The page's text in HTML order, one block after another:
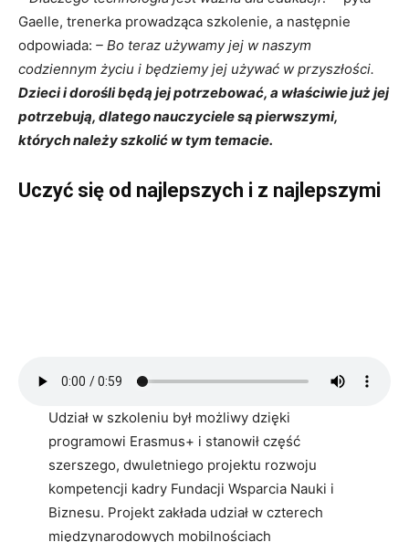
Gaelle, trenerka prowadząca szkolenie, a następnie
odpowiada: – Bo teraz używamy jej w naszym
codziennym życiu i będziemy jej używać w przyszłości.
Dzieci i dorośli będą jej potrzebować, a właściwie już jej
potrzebują, dlatego nauczyciele są pierwszymi,
których należy szkolić w tym temacie.
Uczyć się od najlepszych i z najlepszymi
Udział w szkoleniu był możliwy dzięki
programowi Erasmus+ i stanowił część
szerszego, dwuletniego projektu rozwoju
kompetencji kadry Fundacji Wsparcia Nauki i
Biznesu. Projekt zakłada udział w czterech
międzynarodowych mobilnościach